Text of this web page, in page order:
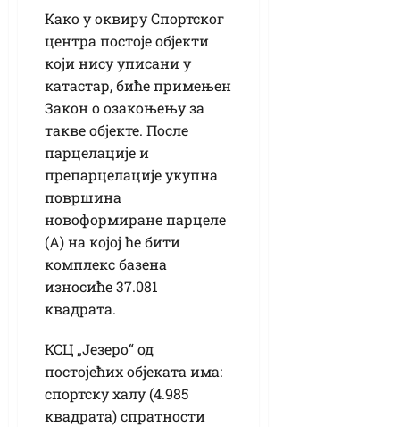
Како у оквиру Спортског
центра постоје објекти
који нису уписани у
катастар, биће примењен
Закон о озакоњењу за
такве објекте. После
парцелације и
препарцелације укупна
површина
новоформиране парцеле
(А) на којој ће бити
комплекс базена
износиће 37.081
квадрата.
КСЦ „Језеро“ од
постојећих објеката има:
спортску халу (4.985
квадрата) спратности